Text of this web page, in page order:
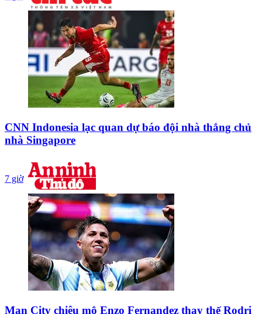
CNN Indonesia lạc quan dự báo đội nhà thắng chủ
nhà Singapore
7 giờ
Man City chiêu mộ Enzo Fernandez thay thế Rodri